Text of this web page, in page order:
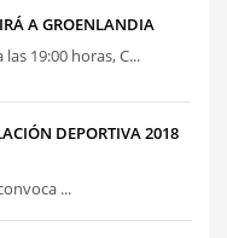
A GROENLANDIA
19:00 horas, C...
DEPORTIVA 2018
...